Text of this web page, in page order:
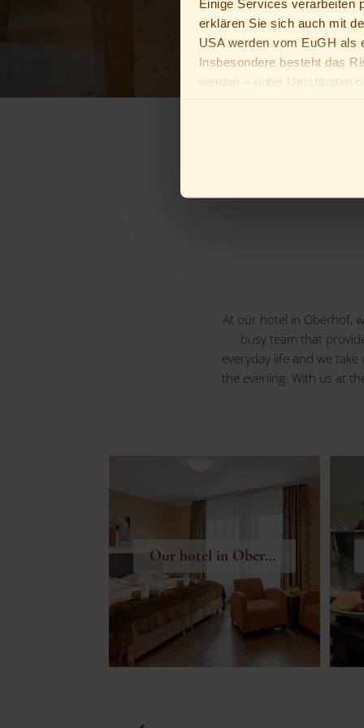
Einige Services verarbeiten
erklären Sie sich auch mit
USA werden vom EuGH als
Insbesondere besteht das
werden – unter Umständen
At our hotel in Oberhof,
busy team that
everyday life and we
the evening. With us at
Our hotel in Oberhof